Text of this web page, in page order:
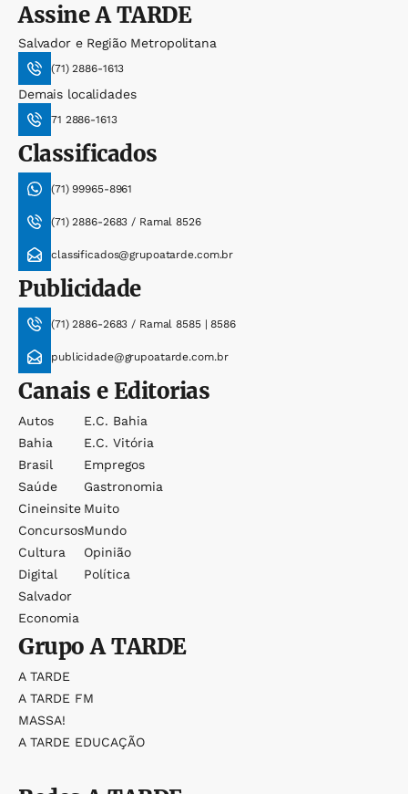
AssineA TARDE
Salvador e Região Metropolitana
(71) 2886-1613
Demais localidades
71 2886-1613
Classificados
(71) 99965-8961
(71) 2886-2683 / Ramal 8526
classificados@grupoatarde.com.br
Publicidade
(71) 2886-2683 / Ramal 8585 | 8586
publicidade@grupoatarde.com.br
Canais e Editorias
Autos
Bahia
Brasil
Saúde
Cineinsite
Concursos
Cultura
Digital
Salvador
Economia
E.c. Bahia
E.c. Vitória
Empregos
Gastronomia
Muito
Mundo
Opinião
Política
GrupoA TARDE
A TARDE
A TARDE FM
MASSA!
A TARDE EDUCAÇÃO